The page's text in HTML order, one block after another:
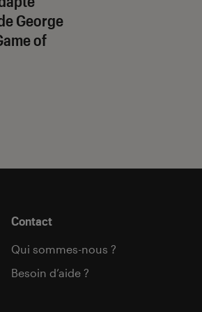
George
of
Contact
Qui sommes-nous ?
Besoin d’aide ?